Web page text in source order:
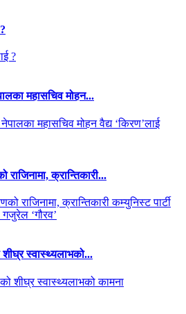
महासचिव मोहन...
राजिनामा, क्रान्तिकारी...
शीघ्र स्वास्थ्यलाभको...